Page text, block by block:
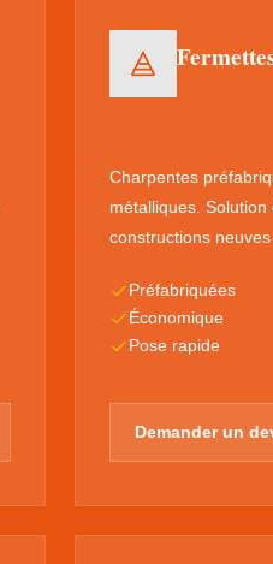
Charpentes
métalliques.
constructions
Préfabriquées
Économique
Pose rapide
Demander un